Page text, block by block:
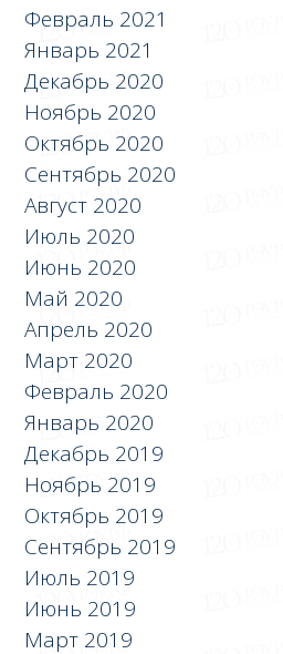
Февраль 2021
Январь 2021
Декабрь 2020
Ноябрь 2020
Октябрь 2020
Сентябрь 2020
Август 2020
Июль 2020
Июнь 2020
Май 2020
Апрель 2020
Март 2020
Февраль 2020
Январь 2020
Декабрь 2019
Ноябрь 2019
Октябрь 2019
Сентябрь 2019
Июль 2019
Июнь 2019
Март 2019